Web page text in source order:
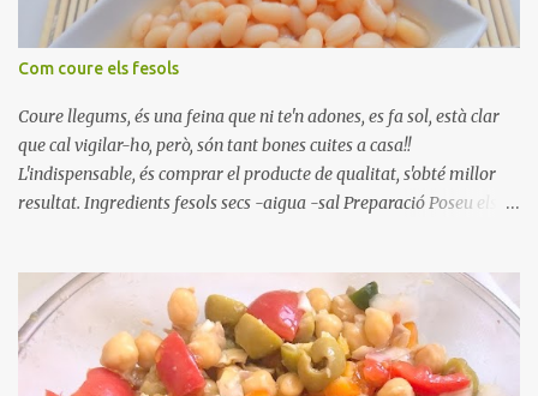
Com coure els fesols
Coure llegums, és una feina que ni te'n adones, es fa sol, està clar
que cal vigilar-ho, però, són tant bones cuites a casa!!
L'indispensable, és comprar el producte de qualitat, s'obté millor
resultat. Ingredients fesols secs -aigua -sal Preparació Poseu els
quan arrenca el bull, canvieu l'aigua bullint, per aigua freda,
repetiu dues o tres vegades, abaixeu el foc i atureu la ebullició, dues
o tres vegades afegint aigua freda, han de coure a foc baix, quasi
be, sense bullir i sempre sempre, amb l'olla tapada, entre 1 hora i 1